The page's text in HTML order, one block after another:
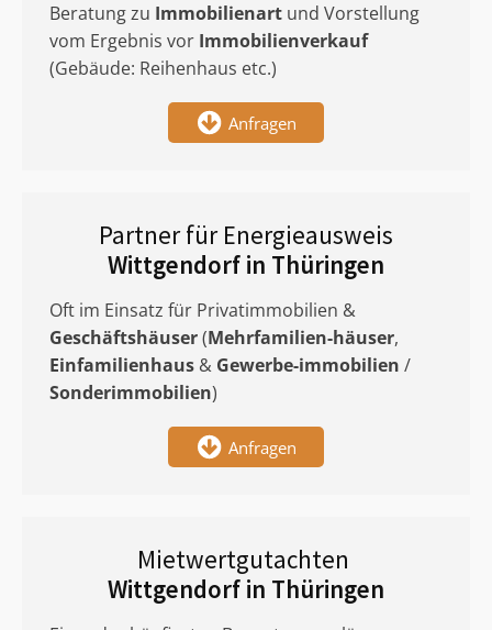
Beratung zu Immobilienart und Vorstellung
vom Ergebnis vor Immobilienverkauf
(Gebäude: Reihenhaus etc.)
Anfragen
Partner für Energieausweis
Wittgendorf in Thüringen
Oft im Einsatz für Privatimmobilien &
Geschäftshäuser(Mehrfamilien-häuser,
Einfamilienhaus & Gewerbe-immobilien /
Sonderimmobilien)
Anfragen
Mietwertgutachten
Wittgendorf in Thüringen